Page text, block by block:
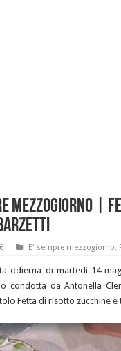
mezzogiorno |
E' sempre mezzogiorno,
odierna di martedì 14
condotta da Antonella
Fetta di risotto zucchine e